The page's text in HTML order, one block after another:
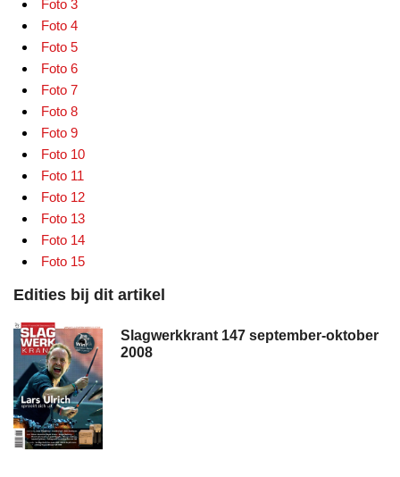
Foto 3
Foto 4
Foto 5
Foto 6
Foto 7
Foto 8
Foto 9
Foto 10
Foto 11
Foto 12
Foto 13
Foto 14
Foto 15
Edities bij dit artikel
Slagwerkkrant 147 september-oktober
2008